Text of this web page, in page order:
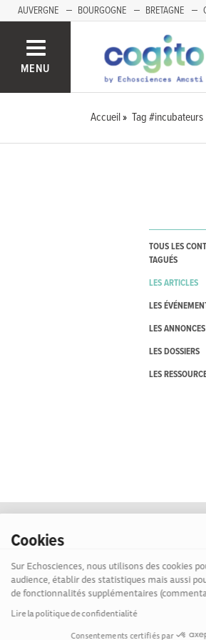
Cookies
Sur Echosciences, nous utilisons des
audience, établir des statistiques mais
de fonctionnalités supplémentaires
Lire la politique de confidentialité
Consentements certifiés par
AUVERGNE BOURGOGNE BRETAGNE
MENU
Accueil Tag #incubateurs
TOUS LES
TAGUÉS
LES ARTICLES
LES
LES ANNONCES
LES DOSSIERS
LES